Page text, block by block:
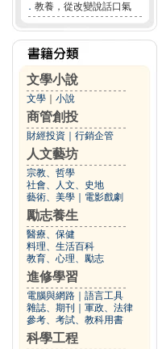
． 教養，從改變說話口氣
文學小說
文學 小說
商管創投
財經投資 行銷企管
人文藝坊
宗教、哲學
社會、人文、史地
藝術、美學
電影戲劇
勵志養生
醫療、保健
料理、生活百科
教育、心理、勵志
進修學習
電腦與網路
語言工具
雜誌、期刊
軍政、法律
參考、考試、教科用書
科學工程